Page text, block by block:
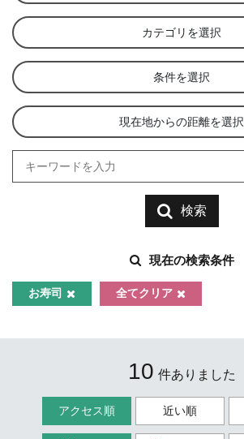
カテゴリを選択
条件を選択
現在地からの距離を選択
検索
現在の検索条件
お寿司 全てクリア
10 件ありました
アクセス順 近い順